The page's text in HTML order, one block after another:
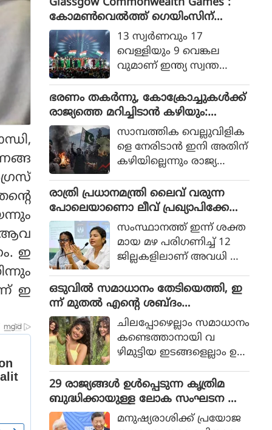
ആവ
ഇ
ഇ
കോമൺവെൽത്ത് ഗെയിംസിന്
ഗ്ലാസ്ഗോയിൽ കൊടിയിറങ്ങി, മെഡ
ൽ നേട്ടത്തിൽ ഇന്ത്യ നാലാമത്
13 സ്വര്‍ണവും 17
വെള്ളിയും 9 വെങ്കല
വുമാണ് ഇന്ത്യ സ്വന്ത
ഭരണം തകര്‍ന്നു, കോക്രോച്ചുകള്‍ക്ക്
രാജ്യത്തെ മറിച്ചിടാന്‍ കഴിയും:
പാകിസ്ഥാന്‍ ആഭ്യന്തര മന്ത്രി
മൊഹ്സിന്‍ നഖ്വി
സാമ്പത്തിക വെല്ലുവിളിക
ളെ നേരിടാന്‍ ഇനി അതിന്
കഴിയില്ലെന്നും രാജ്യത്തെ
മൊഹ്സിന്‍ നഖ്വി
വ്യാഴാഴ്ച പറഞ്ഞു. കര
സേനാ മേധാവി ഫീല്‍ഡ്
മാര്‍ഷല്‍ സയ്യിദ് അസിം
മുനീറിന്റെ അടുത്ത
യാളായി അറിയപ്പെടുന്ന ന
ഖ്വി പാകിസ്ഥാന്റെ
കോക്രോച്ചുകള്‍ ഒ
ന്നിച്ചാല്‍ രാജ്യത്തെ മ
റിച്ചിടാന്‍ കഴിയുമെന്ന് പറ
ഞ്ഞു.
രാത്രി പ്രധാനമന്ത്രി ലൈവ് വരുന്ന
പോലെയാണൊ ലീവ് പ്രഖ്യാപിക്കേണ്ട
ത്, എറണാകുളം ജില്ലാ കളക്ടർ
ക്കെതിരെ വിമർശനം
സംസ്ഥാനത്ത് ഇന്ന് ശക്ത
മായ മഴ പരിഗണിച്ച് 12
ജില്ലകളിലാണ് അവധി പ്ര
ഒടുവില്‍ സമാധാനം തേടിയെത്തി, ഇ
ന്ന് മുതല്‍ എന്റെ ശബ്ദം
തിരെഞ്ഞെടുക്കുന്നു, പോസ്റ്റുമായി
അനുപമ പരമേശ്വരന്‍, ഒരു ബ്രെയ്ക്ക
പ്പ് മണക്കുന്നുവെന്ന് സോഷ്യല്‍
മീഡിയ
ചിലപ്പോഴെല്ലാം സമാധാനം
കണ്ടെത്താനായി വ
ഴിമുട്ടിയ ഇടങ്ങളെല്ലാം ഉ
രും.
29 രാജ്യങ്ങള്‍ ഉള്‍പ്പെടുന്ന കൃത്രിമ
ബുദ്ധിക്കായുള്ള ലോക സംഘടന ആ
രംഭിച്ച് ചൈന; ഇന്ത്യ ഇല്ലമനുഷ്യരാശിക്ക് പ്രയോജ